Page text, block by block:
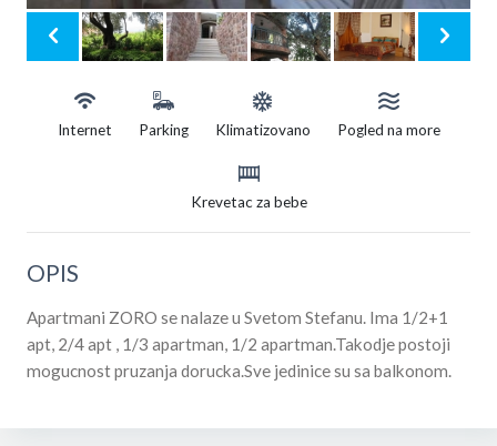
Internet Parking Klimatizovano Pogled na more
Krevetac za bebe
OPIS
Apartmani ZORO se nalaze u Svetom Stefanu. Ima 1/2+1
apt, 2/4 apt , 1/3 apartman, 1/2 apartman.Takodje postoji
mogucnost pruzanja dorucka.Sve jedinice su sa balkonom.